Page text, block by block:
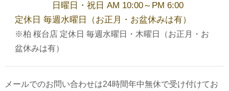
アーカイブ
2026年5月
日曜日・祝日 AM 10:00～PM 6:00
定休日 毎週水曜日（お正月・お盆休みは有）
※柏 桜台店 定休日 毎週水曜日・木曜日（お正月・お
盆休みは有）
メールでのお問い合わせは24時間年中無休で受け付けてお